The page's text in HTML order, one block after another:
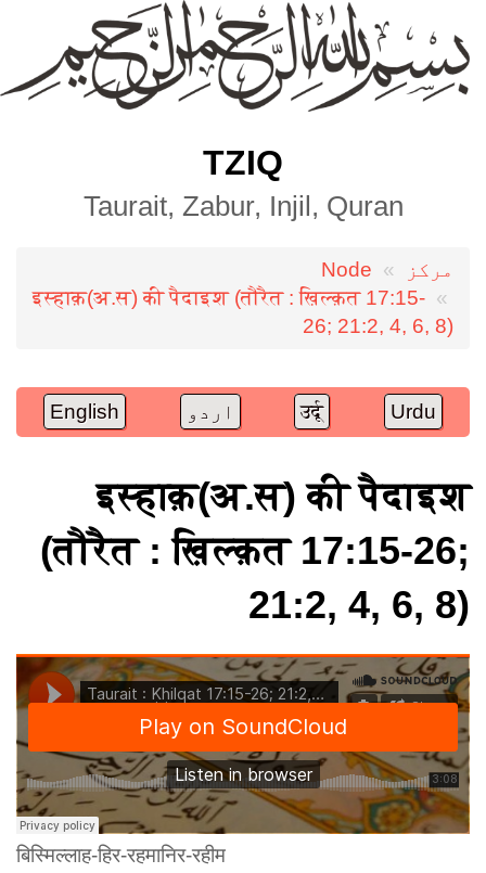
TZIQ
Taurait, Zabur, Injil, Quran
Breadcrumb
مرکز
Node
इस्हाक़(अ.स) की पैदाइश (तौरैत : ख़िल्क़त 17:15-
26; 21:2, 4, 6, 8)
Urdu
उर्दू اردو English
इस्हाक़(अ.स) की पैदाइश
(तौरैत : ख़िल्क़त 17:15-26;
21:2, 4, 6, 8)
बिस्मिल्लाह-हिर-रहमानिर-रहीम